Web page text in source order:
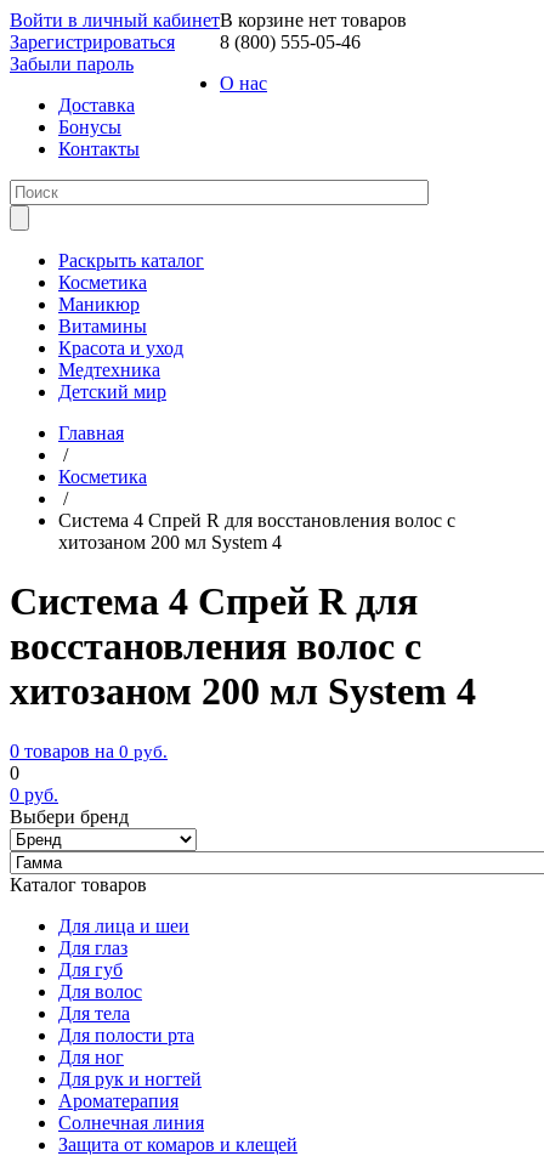
Войти в личный кабинет
Зарегистрироваться
Забыли пароль
В корзине нет товаров
8 (800) 555-05-46
О нас
Доставка
Бонусы
Контакты
Раскрыть каталог
Косметика
Маникюр
Витамины
Красота и уход
Медтехника
Детский мир
Главная
/
Косметика
/
Система 4 Спрей R для восстановления волос с
хитозаном 200 мл System 4
Система 4 Спрей R для
восстановления волос с
хитозаном 200 мл System 4
0 товаров на 0 руб.
0
0 руб.
Выбери бренд
Каталог товаров
Для лица и шеи
Для глаз
Для губ
Для волос
Для тела
Для полости рта
Для ног
Для рук и ногтей
Ароматерапия
Солнечная линия
Защита от комаров и клещей